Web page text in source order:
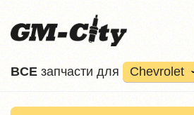
ВCE запчасти для Chevrolet